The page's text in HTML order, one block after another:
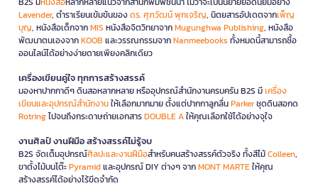
Lavender, ตำราเรียนเข้มข้นของดร. ศุภวัฒน์ พุกเจริญ, นิตยสารอัปเดตจากเพ็ญ
บุญ, หนังสือเด็กจากMIS หนังสือจิตวิทยาจากMugunghwa Publishing, หนังสือ
พัฒนาตนเองจากKOOB และวรรณกรรมจากNanmeebooks ทั้งหมดนี้สามารถซื้อ
ออนไลน์ได้อย่างง่ายดายเพียงคลิกเดียว
เครื่องเขียนคู่ใจ ทุกการสร้างสรรค์
มองหาปากกาดีๆ ดินสอหลากหลาย หรืออุปกรณ์สำนักงานครบครัน B2S มีเครื่อง
เขียนและอุปกรณ์สำนักงานให้เลือกมากมาย ตั้งแต่ปากกาลูกลื่นParkerชุดดินสอกด
Rotringไปจนถึงกระดาษถ่ายเอกสารDOUBLE Aให้คุณเลือกใช้ได้อย่างจุใจ
งานศิลป์ งานฝีมือ สร้างสรรค์ไม่รู้จบ
B2S จัดเต็มอุปกรณ์ศิลปะและงานฝีมือสำหรับคนสร้างสรรค์ตัวจริง ทั้งสีไม้Colleen,
ขาตั้งไม้บนโต๊ะPyramidและอุปกรณ์ DIY ต่างๆ จากMONT MARTEให้คุณ
สร้างสรรค์ได้อย่างไร้ขีดจำกัด